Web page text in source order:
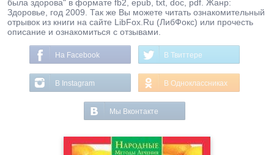
была здорова" в формате fb2, epub, txt, doc, pdf. Жанр:
Здоровье, год 2009. Так же Вы можете читать ознакомительный
отрывок из книги на сайте LibFox.Ru (ЛибФокс) или прочесть
описание и ознакомиться с отзывами.
На Facebook В Твиттере
В Instagram В Одноклассниках
Мы Вконтакте